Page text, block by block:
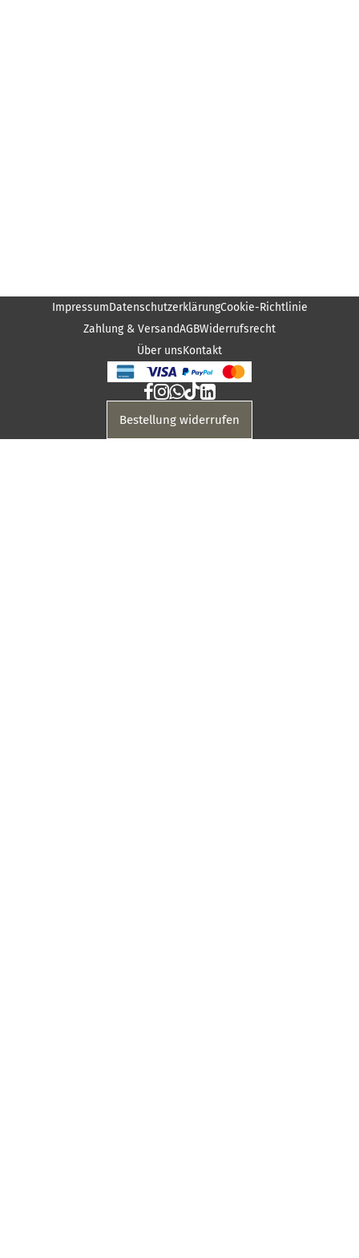
ImpressumDatenschutzerklärungCookie-Richtlinie
Zahlung & VersandAGBWiderrufsrecht
Über unsKontakt
Bestellung widerrufen